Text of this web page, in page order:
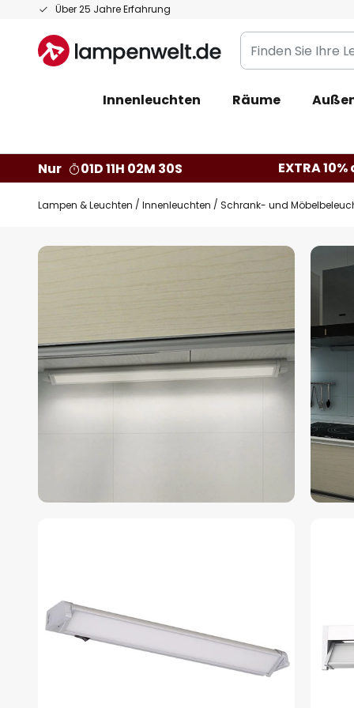
Über 25 Jahre Erfahrung
Zum
springen
Finden
Sie
Leuchte...
Innenleuchten Räume
Nur 01D 11H 02M 29S EXTRA
Lampen & Leuchten Innenleuchten Schrank- und
Zum